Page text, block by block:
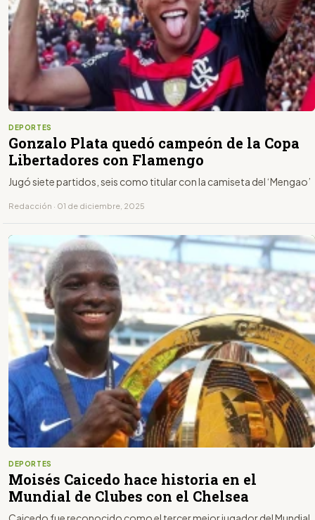
DEPORTES
Gonzalo Plata quedó campeón de la Copa
Libertadores con Flamengo
Jugó siete partidos, seis como titular con la camiseta del ‘Mengao’
Redacción · 01 de diciembre, 2025
DEPORTES
Moisés Caicedo hace historia en el
Mundial de Clubes con el Chelsea